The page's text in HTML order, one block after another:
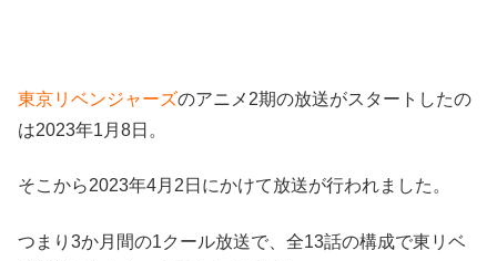
東京リベンジャーズのアニメ2期の放送がスタートしたの
は2023年1月8日。
そこから2023年4月2日にかけて放送が行われました。
つまり3か月間の1クール放送で、全13話の構成で東リベ